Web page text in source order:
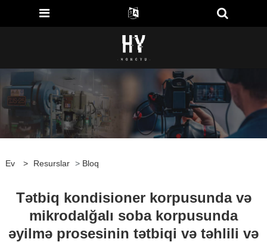
Ev > Resurslar > Bloq
Tətbiq kondisioner korpusunda və
mikrodalğalı soba korpusunda
əyilmə prosesinin tətbiqi və təhlili və